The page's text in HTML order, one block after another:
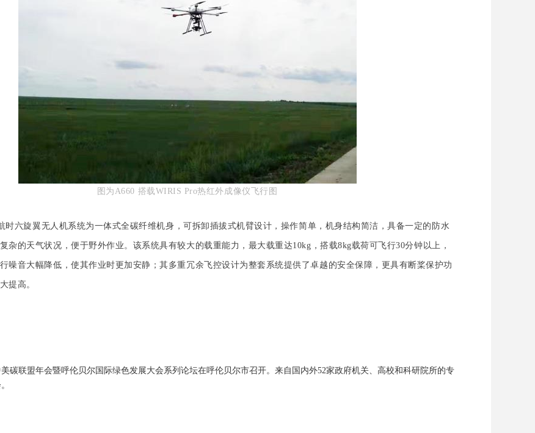
碳联盟年会暨呼伦贝尔国际绿色发展大会系列论坛在呼伦贝尔市召开。来自国内外52家政府机关、高校和科研院所的专
图为A660 搭载WIRIS Pro热红外成像仪飞行图
时六旋翼无人机系统为一体式全碳纤维机身，可拆卸插拔式机臂设计，操作简单，机身结构简洁，具备一定的防水
杂的天气状况，便于野外作业。 该系统具有较大的载重能力，最大载重达10kg，搭载8kg载荷可飞行30分钟以上，
噪音大幅降低，使其作业时更加安静；其多重冗余飞控设计为整套系统提供了卓越的安全保障，更具有断桨保护功
提高。